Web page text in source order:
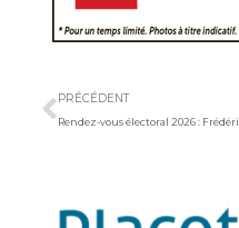
PRÉCÉDENT